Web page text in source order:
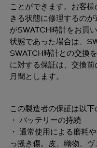
ことができます。お客
きる状態に修理するの
がSWATCH時計をお買
状態であった場合は、
SWATCH時計との交換
に対する保証は、交換
月間とします。
この製造者の保証は以下
・ バッテリーの持続
・ 通常使用による磨耗
っ掻き傷。皮、織物、